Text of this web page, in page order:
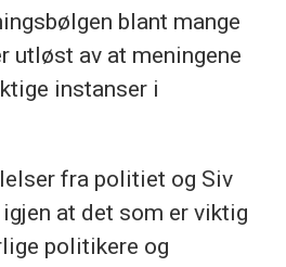
blant mange
utløst av at meningene
instanser i
fra politiet og Siv
at det som er viktig
politikere og